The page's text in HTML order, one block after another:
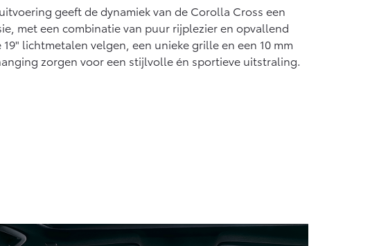
uitvoering geeft de dynamiek van de Corolla Cross een
met een combinatie van puur rijplezier en opvallend
lichtmetalen velgen, een unieke grille en een 10 mm
zorgen voor een stijlvolle én sportieve uitstraling.